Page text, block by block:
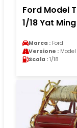
Ford Model
1/18 Yat Ming
Marca : Ford
Versione : Model
Scala : 1/18